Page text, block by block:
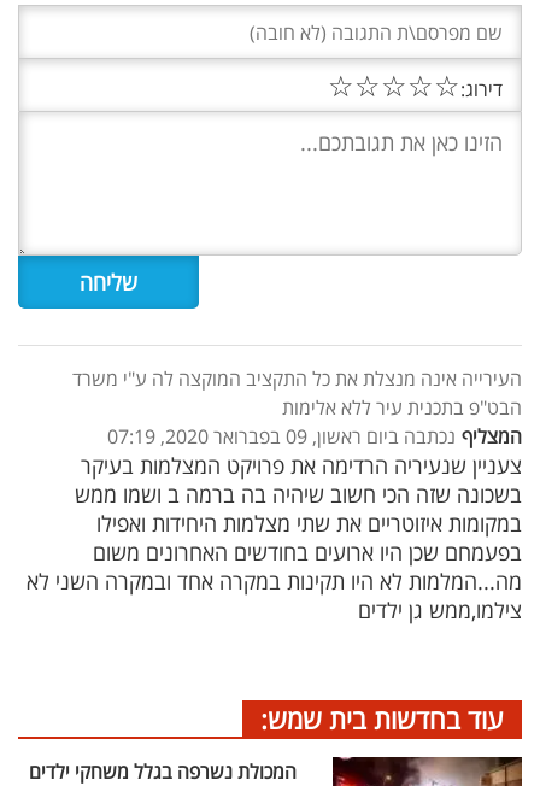
דירוג:☆
☆
☆
☆
☆
העירייה אינה מנצלת את כל התקציב המוקצה לה ע"י משרד
הבט"פ בתכנית עיר ללא אלימות
המצליף נכתבה ביום ראשון, 09 בפברואר 2020, 07:19
צעניין שנעיריה הרדימה את פרויקט המצלמות בעיקר
בשכונה שזה הכי חשוב שיהיה בה ברמה ב ושמו ממש
במקומות איזוטריים את שתי מצלמות היחידות ואפילו
בפעמחם שכן היו ארועים בחודשים האחרונים משום
מה...המלמות לא היו תקינות במקרה אחד ובמקרה השני לא
צילמו,ממש גן ילדים
עוד בחדשות בית שמש:
המכולת נשרפה בגלל משחקי ילדים